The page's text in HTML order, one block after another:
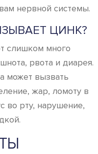
нервной системы.
ЦИНК?
слишком много
рвота и диарея.
может вызвать
жар, ломоту в
во рту, нарушение,